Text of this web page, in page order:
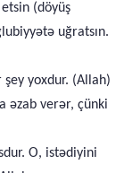
(döyüş
uğratsın.
yoxdur. (Allah)
əzab verər, çünki
O, istədiyini